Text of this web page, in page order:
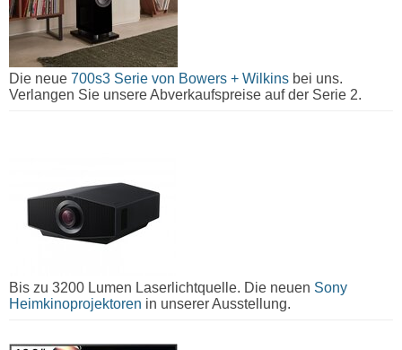
Die neue 700s3 Serie von Bowers + Wilkins bei uns.
Verlangen Sie unsere Abverkaufspreise auf der Serie 2.
Bis zu 3200 Lumen Laserlichtquelle. Die neuen Sony
Heimkinoprojektoren in unserer Ausstellung.